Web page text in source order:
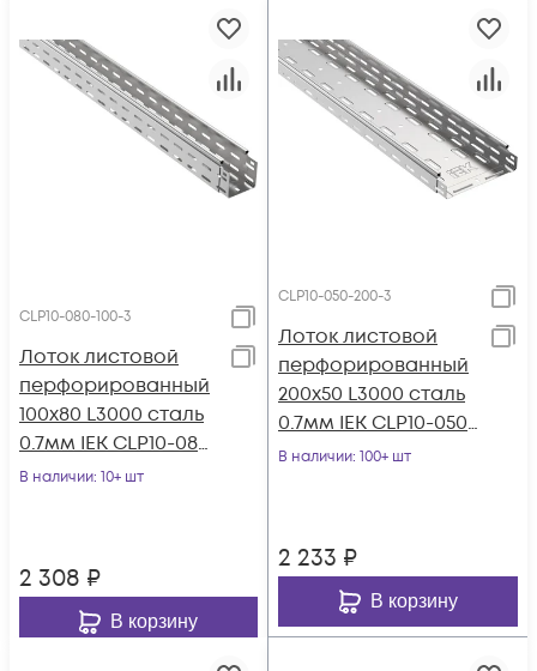
CLP10-080-100-3
Лоток листовой
перфорированный
100х80 L3000 сталь
0.7мм IEK CLP10-080-
100-3
В наличии: 10+ шт
2 308 ₽
В корзину
CLP10-050-200-3
Лоток листовой
перфорированный
200х50 L3000 сталь
0.7мм IEK CLP10-050-
200-3
В наличии: 100+ шт
2 233 ₽
В корзину